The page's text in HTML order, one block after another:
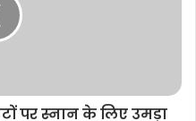
पर स्नान के लिए उमड़ा